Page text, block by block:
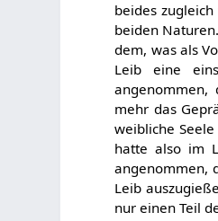
beides
beiden
dem, was als
Leib eine
mehr das
weibliche
hatte also im
angenommen,
Leib
nur einen Teil